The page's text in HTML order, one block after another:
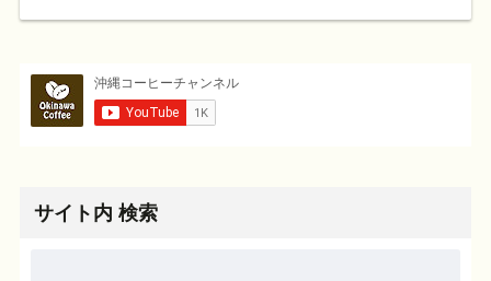
サイト内 検索